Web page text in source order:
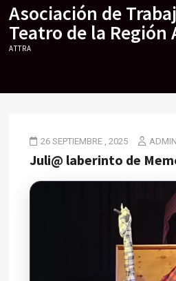
Skip
content
Asociación de
Teatro de la
ATTRA
26 SEPTIEMBRE , 2025
Juli@ laberinto de